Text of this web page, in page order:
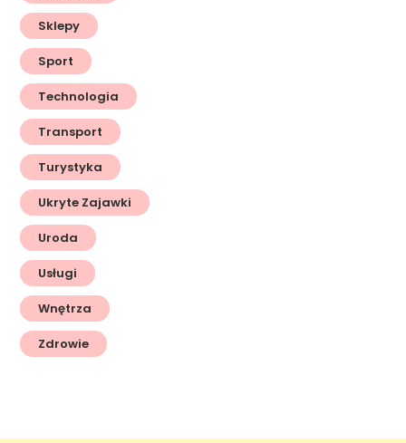
Sklepy
Sport
Technologia
Transport
Turystyka
Ukryte Zajawki
Uroda
Usługi
Wnętrza
Zdrowie